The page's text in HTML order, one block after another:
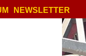
NEWSLETTER